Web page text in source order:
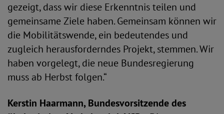
gezeigt, dass wir diese Erkenntnis teilen und
gemeinsame Ziele haben. Gemeinsam können wir
die Mobilitätswende, ein bedeutendes und
zugleich herausforderndes Projekt, stemmen. Wir
haben vorgelegt, die neue Bundesregierung
muss ab Herbst folgen.“
Kerstin Haarmann, Bundesvorsitzende des